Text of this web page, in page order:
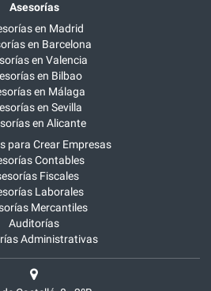
Asesorías
en Madrid
en Barcelona
en Valencia
en Bilbao
en Málaga
en Sevilla
en Alicante
para Crear Empresas
Contables
Fiscales
Laborales
Mercantiles
Auditorías
Administrativas